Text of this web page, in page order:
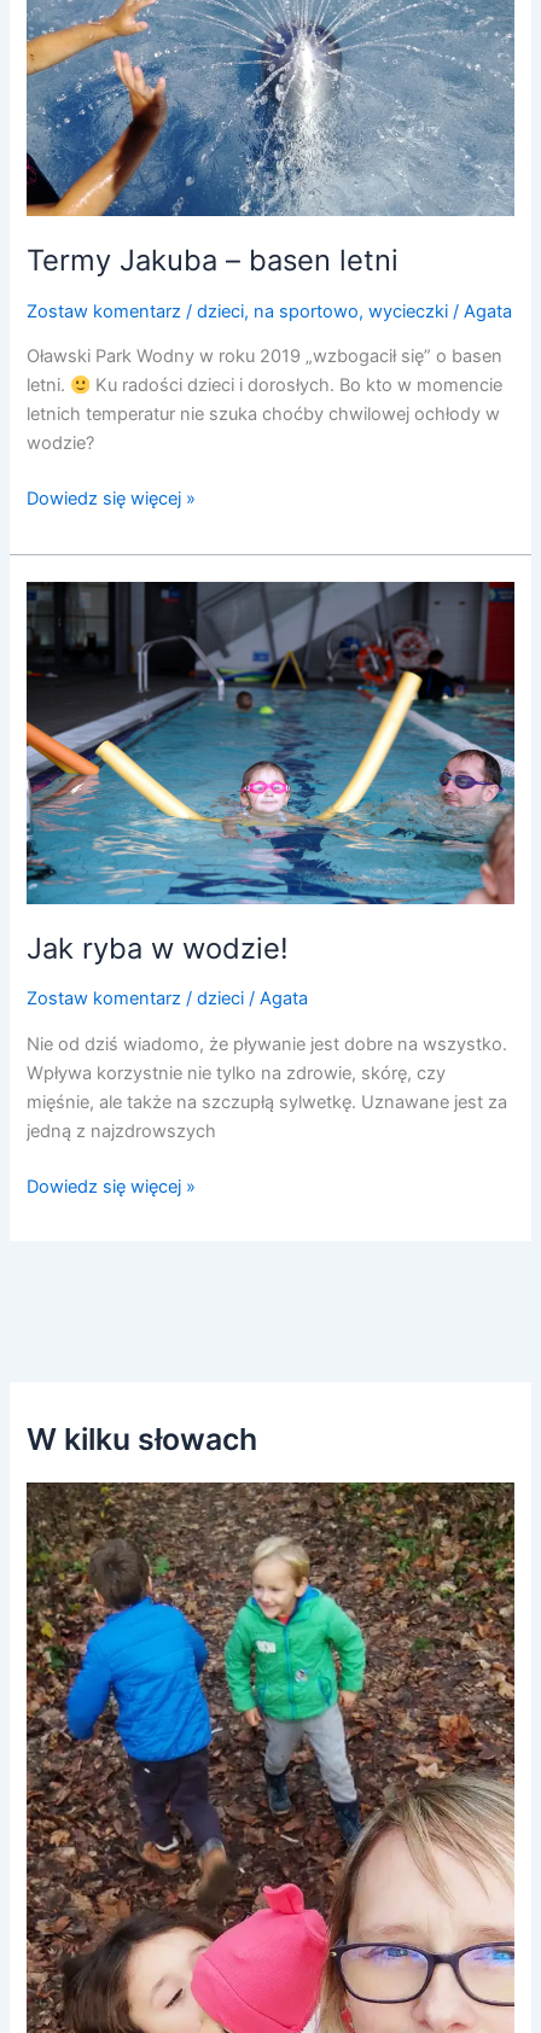
Termy Jakuba – basen letni
Zostaw komentarz /dzieci, na sportowo,wycieczki /Agata
Oławski Park Wodny w roku 2019 „wzbogacił się” o basen
letni.
Ku radości dzieci i dorosłych. Bo kto w momencie
letnich temperatur nie szuka choćby chwilowej ochłody w
wodzie?
Dowiedz się więcej »
Jak ryba w wodzie!
Zostaw komentarz /dzieci /Agata
Nie od dziś wiadomo, że pływanie jest dobre na wszystko.
Wpływa korzystnie nie tylko na zdrowie, skórę, czy
mięśnie, ale także na szczupłą sylwetkę. Uznawane jest za
jedną z najzdrowszych
Jak
ryba
w
wodzie!
Dowiedz się więcej »
W kilku słowach